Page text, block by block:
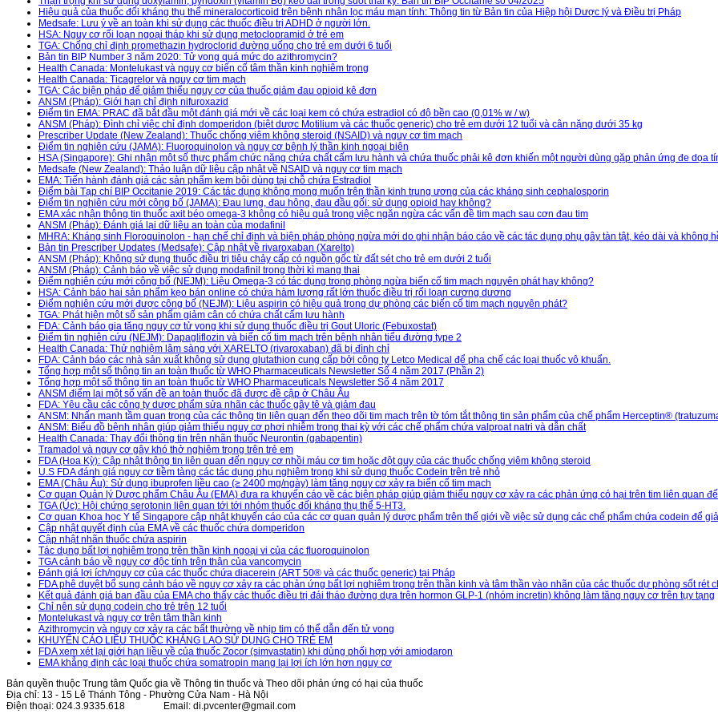
Hiệu quả của thuốc đối kháng thụ thể mineralocorticoid trên bệnh nhân lọc máu mạn tính: Thông tin từ Bản tin của Hiệp hội Dược lý và Điều trị Pháp
Medsafe: Lưu ý về an toàn khi sử dụng các thuốc điều trị ADHD ở người lớn.
HSA: Nguy cơ rối loạn ngoại tháp khi sử dụng metoclopramid ở trẻ em
TGA: Chống chỉ định promethazin hydroclorid đường uống cho trẻ em dưới 6 tuổi
Bản tin BIP Number 3 năm 2020: Tử vong quá mức do azithromycin?
Health Canada: Montelukast và nguy cơ biến cố tâm thần kinh nghiêm trọng
Health Canada: Ticagrelor và nguy cơ tim mạch
TGA: Các biện pháp để giảm thiểu nguy cơ của thuốc giảm đau opioid kê đơn
ANSM (Pháp): Giới hạn chỉ định nifuroxazid
Điểm tin EMA: PRAC đã bắt đầu một đánh giá mới về các loại kem có chứa estradiol có độ bền cao (0,01% w / w)
ANSM (Pháp): Đình chỉ việc chỉ định domperidon (biệt dược Motilium và các thuốc generic) cho trẻ em dưới 12 tuổi và cân nặng dưới 35 kg
Prescriber Update (New Zealand): Thuốc chống viêm không steroid (NSAID) và nguy cơ tim mạch
Điểm tin nghiên cứu (JAMA): Fluoroquinolon và nguy cơ bệnh lý thần kinh ngoại biên
HSA (Singapore): Ghi nhận một số thực phẩm chức năng chứa chất cấm lưu hành và chứa thuốc phải kê đơn khiến một người dùng gặp phản ứng đe dọa
Medsafe (New Zealand): Thảo luận dữ liệu cập nhật về NSAID và nguy cơ tim mạch
EMA: Tiến hành đánh giá các sản phẩm kem bôi dùng tại chỗ chứa Estradiol
Điểm bài Tạp chí BIP Occitanie 2019: Các tác dụng không mong muốn trên thần kinh trung ương của các kháng sinh cephalosporin
Điểm tin nghiên cứu mới công bố (JAMA): Đau lưng, đau hông, đau đầu gối: sử dụng opioid hay không?
EMA xác nhận thông tin thuốc axit béo omega-3 không có hiệu quả trong việc ngăn ngừa các vấn đề tim mạch sau cơn đau tim
ANSM (Pháp): Đánh giá lại dữ liệu an toàn của modafinil
MHRA: Kháng sinh Floroquinolon - hạn chế chỉ định và biện pháp phòng ngừa mới do ghi nhận báo cáo về các tác dụng phụ gây tàn tật, kéo dài và không
Bản tin Prescriber Updates (Medsafe): Cập nhật về rivaroxaban (Xarelto)
ANSM (Pháp): Không sử dụng thuốc điều trị tiêu chảy cấp có nguồn gốc từ đất sét cho trẻ em dưới 2 tuổi
ANSM (Pháp): Cảnh báo về việc sử dụng modafinil trong thời kì mang thai
Điểm nghiên cứu mới công bố (NEJM): Liệu Omega-3 có tác dụng trong phòng ngừa biến cố tim mạch nguyên phát hay không?
HSA: Cảnh báo hai sản phẩm kẹo bán online có chứa hàm lượng rất lớn thuốc điều trị rối loạn cương dương
Điểm nghiên cứu mới được công bố (NEJM): Liệu aspirin có hiệu quả trong dự phòng các biến cố tim mạch nguyên phát?
TGA: Phát hiện một số sản phẩm giảm cân có chứa chất cấm lưu hành
FDA: Cảnh báo gia tăng nguy cơ tử vong khi sử dụng thuốc điều trị Gout Uloric (Febuxostat)
Điểm tin nghiên cứu (NEJM): Dapagliflozin và biến cố tim mạch trên bệnh nhân tiểu đường type 2
Health Canada: Thử nghiệm lâm sàng với XARELTO (rivaroxaban) đã bị đình chỉ
FDA: Cảnh báo các nhà sản xuất không sử dụng glutathion cung cấp bởi công ty Letco Medical để pha chế các loại thuốc vô khuẩn.
Tổng hợp một số thông tin an toàn thuốc từ WHO Pharmaceuticals Newsletter Số 4 năm 2017 (Phần 2)
Tổng hợp một số thông tin an toàn thuốc từ WHO Pharmaceuticals Newsletter Số 4 năm 2017
ANSM điểm lại một số vấn đề an toàn thuốc đã được đề cập ở Châu Âu
FDA: Yêu cầu các công ty dược phẩm sửa nhãn các thuốc gây tê và giảm đau
ANSM: Nhấn mạnh tầm quan trọng của các thông tin liên quan đến theo dõi tim mạch trên tờ tóm tắt thông tin sản phẩm của chế phẩm Herceptin®
ANSM: Biểu đồ bệnh nhân giúp giảm thiểu nguy cơ phơi nhiễm trong thai kỳ với các chế phẩm chứa valproat natri và dẫn chất
Health Canada: Thay đổi thông tin trên nhãn thuốc Neurontin (gabapentin)
Tramadol và nguy cơ gây khó thở nghiêm trọng trên trẻ em
FDA (Hoa Kỳ): Cập nhật thông tin liên quan đến nguy cơ nhồi máu cơ tim hoặc đột quỵ của các thuốc chống viêm không steroid
U.S FDA đánh giá nguy cơ tiềm tàng các tác dụng phụ nghiêm trọng khi sử dụng thuốc Codein trên trẻ nhỏ
EMA (Châu Âu): Sử dụng ibuprofen liều cao (≥ 2400 mg/ngày) làm tăng nguy cơ xảy ra biến cố tim mạch
Cơ quan Quản lý Dược phẩm Châu Âu (EMA) đưa ra khuyến cáo về các biện pháp giúp giảm thiểu nguy cơ xảy ra các phản ứng có hại trên tim liên quan
TGA (Úc): Hội chứng serotonin liên quan tới tới nhóm thuốc đối kháng thụ thể 5-HT3.
Cơ quan Khoa học Y tế Singapore cập nhật khuyến cáo của các cơ quan quản lý dược phẩm trên thế giới về việc sử dụng các chế phẩm chứa codein để
Cập nhật quyết định của EMA về các thuốc chứa domperidon
Cập nhật nhãn thuốc chứa aspirin
Tác dụng bất lợi nghiêm trọng trên thần kinh ngoại vi của các fluoroquinolon
TGA cảnh báo về nguy cơ độc tính trên thận của vancomycin
Đánh giá lợi ích/nguy cơ của các thuốc chứa diacerein (ART 50® và các thuốc generic) tại Pháp
FDA phê duyệt bổ sung cảnh báo về nguy cơ xảy ra các phản ứng bất lợi nghiêm trọng trên thần kinh và tâm thần vào nhãn của các thuốc dự phòng sốt rét
Kết quả đánh giá ban đầu của EMA cho thấy các thuốc điều trị đái tháo đường dựa trên hormon GLP-1 (nhóm incretin) không làm tăng nguy cơ trên tụy tạng
Chỉ nên sử dụng codein cho trẻ trên 12 tuổi
Montelukast và nguy cơ trên tâm thần kinh
Azithromycin và nguy cơ xảy ra các bất thường về nhịp tim có thể dẫn đến tử vong
KHUYẾN CÁO LIỀU THUỐC KHÁNG LAO SỬ DỤNG CHO TRẺ EM
FDA xem xét lại giới hạn liều về của thuốc Zocor (simvastatin) khi dùng phối hợp với amiodaron
EMA khẳng định các loại thuốc chứa somatropin mang lại lợi ích lớn hơn nguy cơ
Bản quyền thuộc Trung tâm Quốc gia về Thông tin thuốc và Theo dõi phản ứng có hại của thuốc
Địa chỉ: 13 - 15 Lê Thánh Tông - Phường Cửa Nam - Hà Nội
Điện thoại: 024.3.9335.618
Email: di.pvcenter@gmail.com